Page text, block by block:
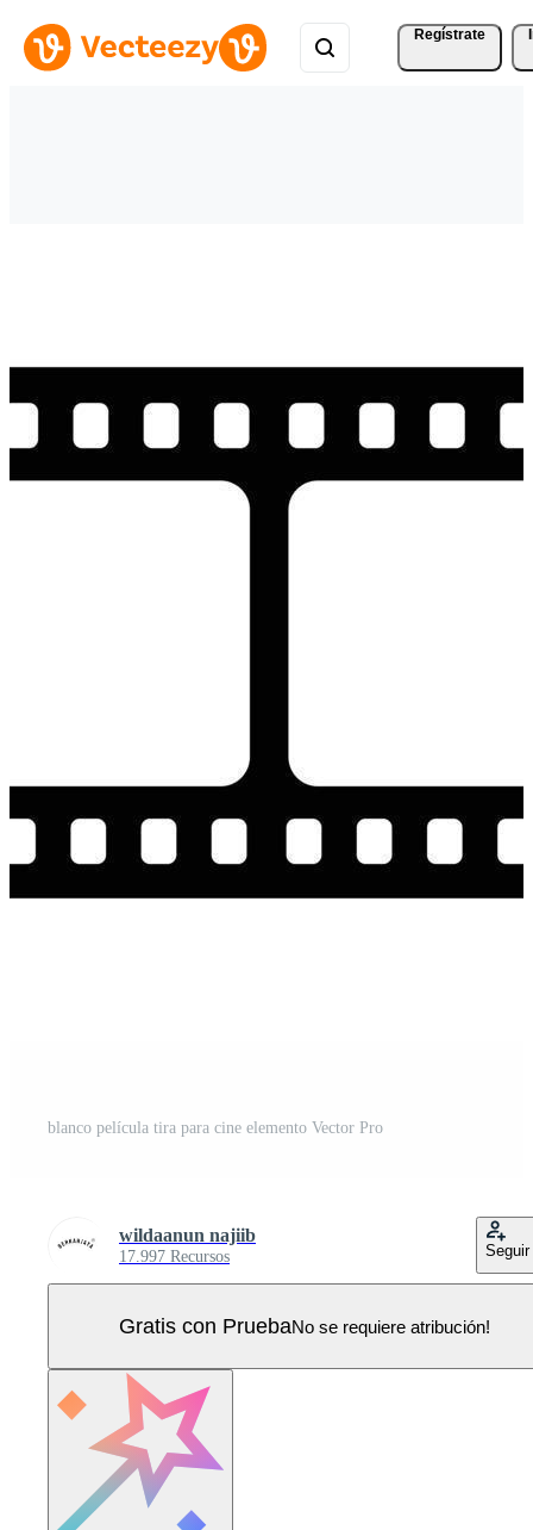
Regístrate
blanco película tira para cine elemento Vector Pro
wildaanun najiib
17.997 Recursos Seguir
Gratis con PruebaNo se requiere atribución!